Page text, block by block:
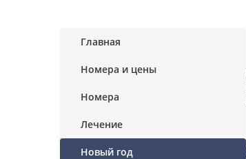
Главная
Номера и цены
Номера
Лечение
Новый год